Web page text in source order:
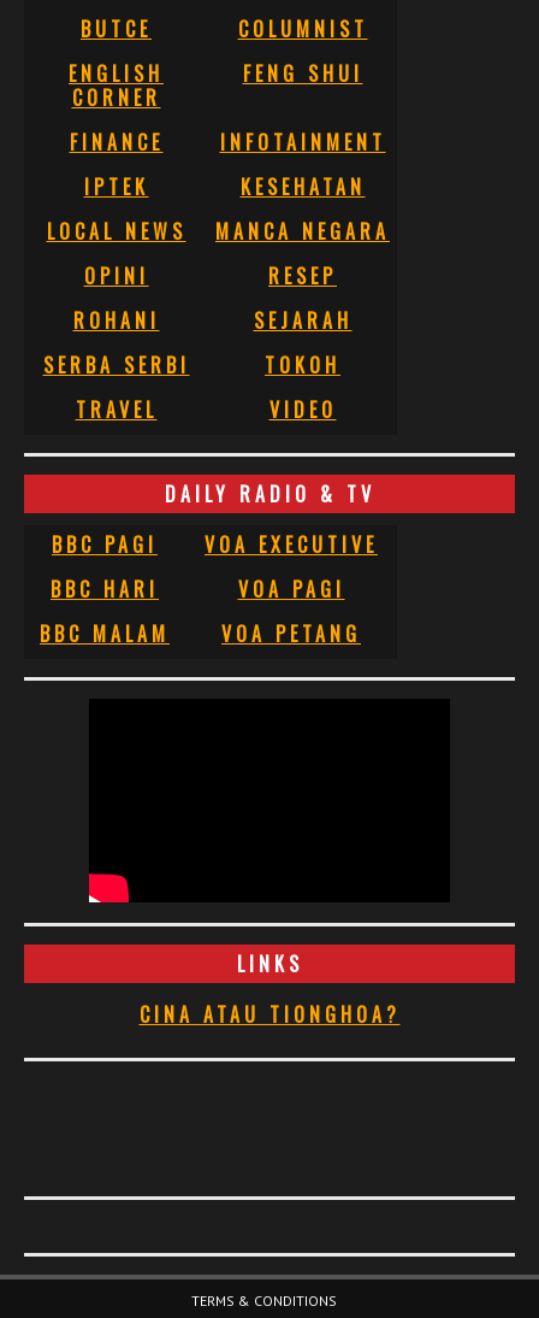
BUTCE
COLUMNIST
ENGLISH
CORNER
FENG SHUI
FINANCE
INFOTAINMENT
IPTEK
KESEHATAN
LOCAL NEWS
MANCA NEGARA
OPINI
RESEP
ROHANI
SEJARAH
SERBA SERBI
TOKOH
TRAVEL
VIDEO
DAILY RADIO & TV
BBC PAGI
VOA EXECUTIVE
BBC HARI
VOA PAGI
BBC MALAM
VOA PETANG
LINKS
CINA ATAU TIONGHOA?
TERMS & CONDITIONS